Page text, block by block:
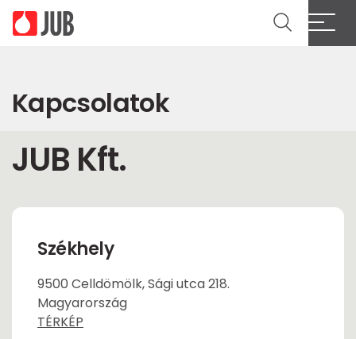
Kapcsolatok
JUB Kft.
Székhely
9500 Celldömölk, Sági utca 218.
Magyarország
TÉRKÉP